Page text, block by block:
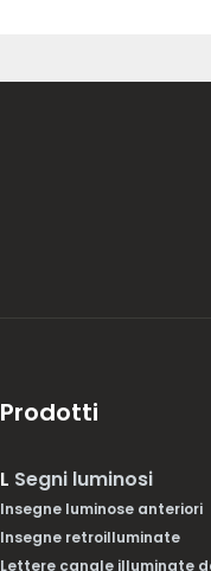
Prodotti
L Segni luminosi
Insegne luminose anteriori
Insegne retroilluminate
Lettere canale illuminate